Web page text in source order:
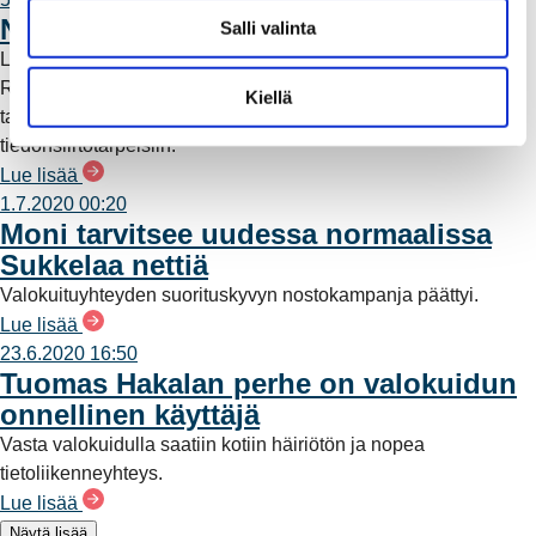
l
i
n
t
a
Salli valinta
Kiellä
Nopea netti nyt ja tulevaisuudessa
Listasimme faktoja, miksi Suomi tarvitsee kuitua. Ja miksi
Rauman Energia haluaa varmistaa, että raumalaisille on
tarjolla aitoa valokuitua nykyisiin ja tuleviin
tiedonsiirtotarpeisiin.
Lue lisää
1.7.2020 00:20
Moni tarvitsee uudessa normaalissa
Sukkelaa nettiä
Valokuituyhteyden suorituskyvyn nostokampanja päättyi.
Lue lisää
23.6.2020 16:50
Tuomas Hakalan perhe on valokuidun
onnellinen käyttäjä
Vasta valokuidulla saatiin kotiin häiriötön ja nopea
tietoliikenneyhteys.
Lue lisää